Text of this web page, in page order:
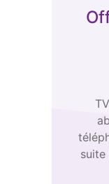
suite